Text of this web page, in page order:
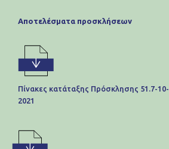
Αποτελέσματα προσκλήσεων
Πίνακες κατάταξης Πρόσκλησης 51.7-10-
2021